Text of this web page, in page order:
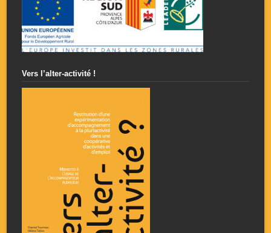
Vers l’alter-activité !